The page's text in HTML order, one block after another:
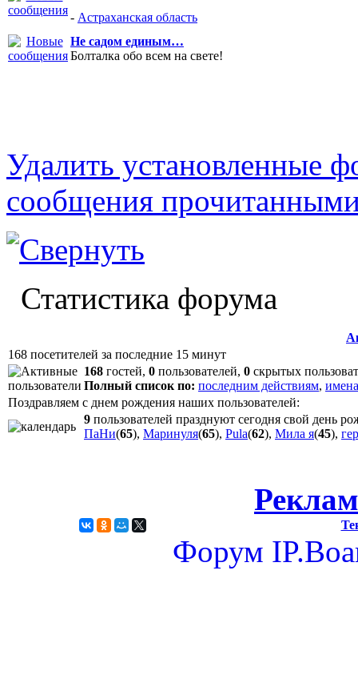
- Астраханская область
Не садом единым…
Болталка обо всем на свете!
Удалить установленные
сообщения
Статистика форума
168 посетителей за последние 15 минут
168 гостей, 0 пользователей, 0 скрытых
Полный список по: последним действиям,
Поздравляем с днем рождения наших пользователей:
9 пользователей празднуют сегодня свой день
ПаНи(65), Маринуля(65), Pula(62), Мила я(45),
Форум